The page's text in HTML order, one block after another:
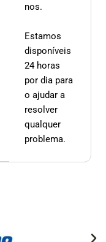
nos.
Estamos
disponíveis
24 horas
por dia para
o ajudar a
resolver
qualquer
problema.